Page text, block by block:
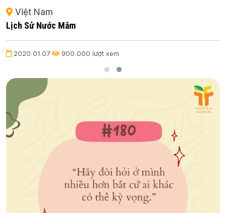
Việt Nam
Lịch Sử Nước Mắm
2020.01.07 900.000 lượt xem